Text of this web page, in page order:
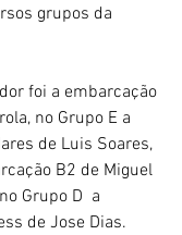
grupos da
foi a embarcação
no Grupo E a
de Luis Soares,
B2 de Miguel
Grupo D  a
de Jose Dias.